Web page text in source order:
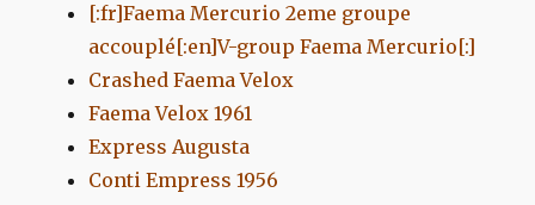
[:fr]Faema Mercurio 2eme groupe
accouplé[:en]V-group Faema Mercurio[:]
Crashed Faema Velox
Faema Velox 1961
Express Augusta
Conti Empress 1956